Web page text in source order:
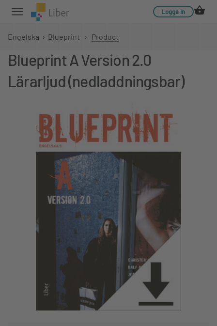
Logga in
Engelska › Blueprint › Product
Blueprint A Version 2.0
Lärarljud (nedladdningsbar)